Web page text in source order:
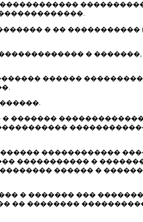
� �� �����������
� �������,
������
�������
������������
����������� �
������ �
� ������� ���
�� ��������